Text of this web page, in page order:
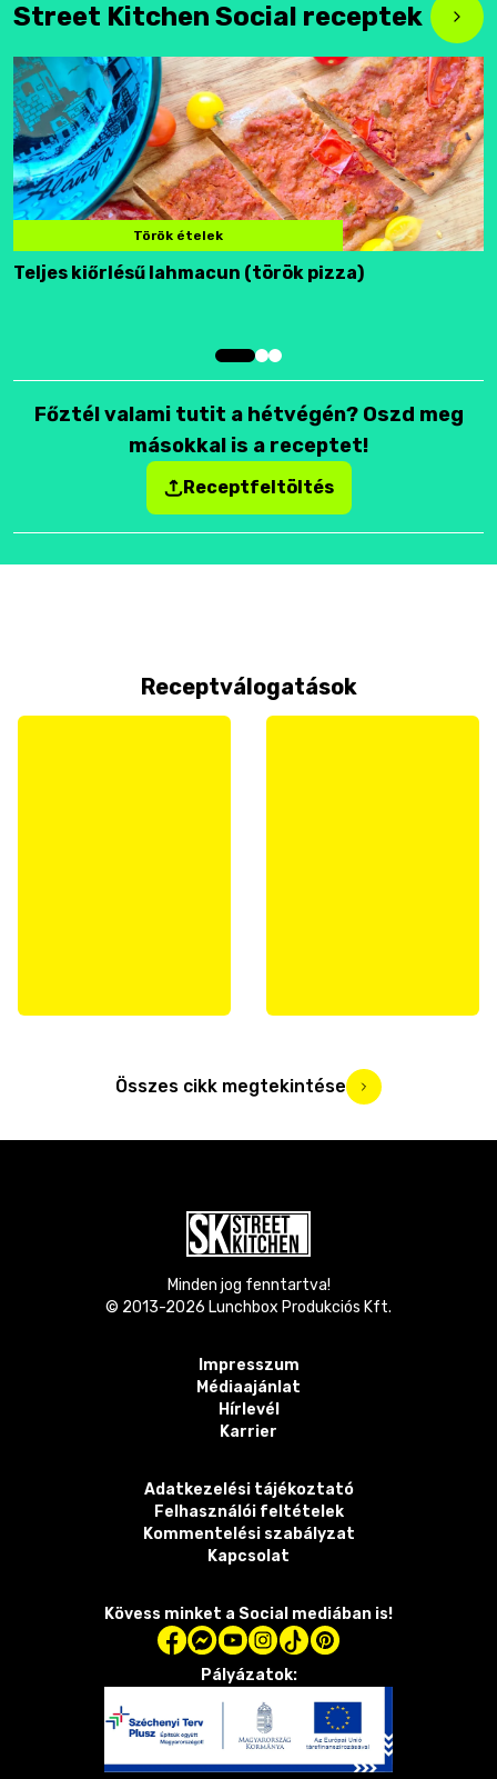
Street Kitchen Social receptek
Török ételek
Teljes kiőrlésű lahmacun (török pizza)
Főztél valami tutit a hétvégén? Oszd meg
másokkal is a receptet!
Receptfeltöltés
Receptválogatások
Összes cikk megtekintése
Minden jog fenntartva!
© 2013-2026 Lunchbox Produkciós Kft.
Impresszum
Médiaajánlat
Hírlevél
Karrier
Adatkezelési tájékoztató
Felhasználói feltételek
Kommentelési szabályzat
Kapcsolat
Kövess minket a Social mediában is!
Pályázatok: